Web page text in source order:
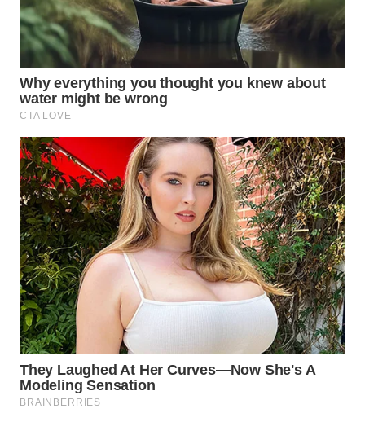
WAHANA
TANI
WAHANA
ADVOKAT
WAHANA
INFRASTRUKTUR
WAHANA
KONSUMEN
WAHANA
LISTRIK
WAHANA
TRAVEL
WAHANA
TV